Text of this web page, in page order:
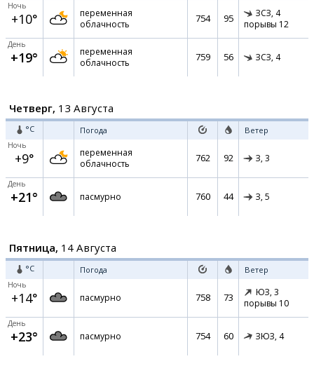
Ночь
+10°
переменная
облачность
754 95 ЗСЗ, 4
порывы 12
День
+19°
переменная
облачность
759 56 ЗСЗ, 4
Четверг, 13 Августа
°C Погода Ветер
Ночь
+9°
переменная
облачность
762 92 З, 3
День
+21° пасмурно 760 44 З, 5
Пятница, 14 Августа
°C Погода Ветер
Ночь
+14° пасмурно 758 73 ЮЗ, 3
порывы 10
День
+23° пасмурно 754 60 ЗЮЗ, 4